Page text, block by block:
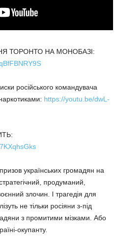
ТОРОНТО НА МОНОБАЗІ:
російського командувача
https://youtu.be/dwL-
українських громадян на
продуманий,
злочин. І трагедія для
не тільки росіяни з-під
з промитими мізками. Або
окупанту.